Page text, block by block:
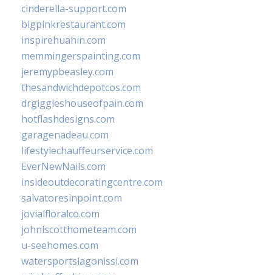
cinderella-support.com
bigpinkrestaurant.com
inspirehuahin.com
memmingerspainting.com
jeremypbeasley.com
thesandwichdepotcos.com
drgiggleshouseofpain.com
hotflashdesigns.com
garagenadeau.com
lifestylechauffeurservice.com
EverNewNails.com
insideoutdecoratingcentre.com
salvatoresinpoint.com
jovialfloralco.com
johnlscotthometeam.com
u-seehomes.com
watersportslagonissi.com